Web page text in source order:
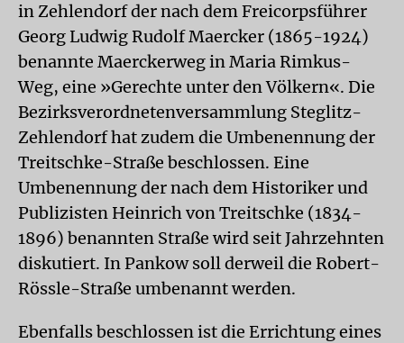
in Zehlendorf der nach dem Freicorpsführer
Georg Ludwig Rudolf Maercker (1865-1924)
benannte Maerckerweg in Maria Rimkus-
Weg, eine »Gerechte unter den Völkern«. Die
Bezirksverordnetenversammlung Steglitz-
Zehlendorf hat zudem die Umbenennung der
Treitschke-Straße beschlossen. Eine
Umbenennung der nach dem Historiker und
Publizisten Heinrich von Treitschke (1834-
1896) benannten Straße wird seit Jahrzehnten
diskutiert. In Pankow soll derweil die Robert-
Rössle-Straße umbenannt werden.
Ebenfalls beschlossen ist die Errichtung eines